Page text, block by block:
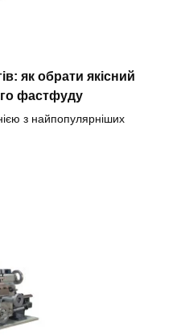
як обрати якісний
фастфуду
з найпопулярніших